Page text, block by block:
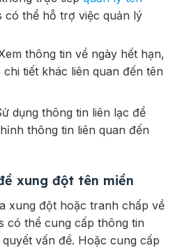
có thể hỗ trợ việc quản lý
thông tin về ngày hết hạn,
tiết khác liên quan đến tên
dụng thông tin liên lạc để
thông tin liên quan đến
xung đột tên miền
xung đột hoặc tranh chấp về
có thể cung cấp thông tin
vấn đề. Hoặc cung cấp